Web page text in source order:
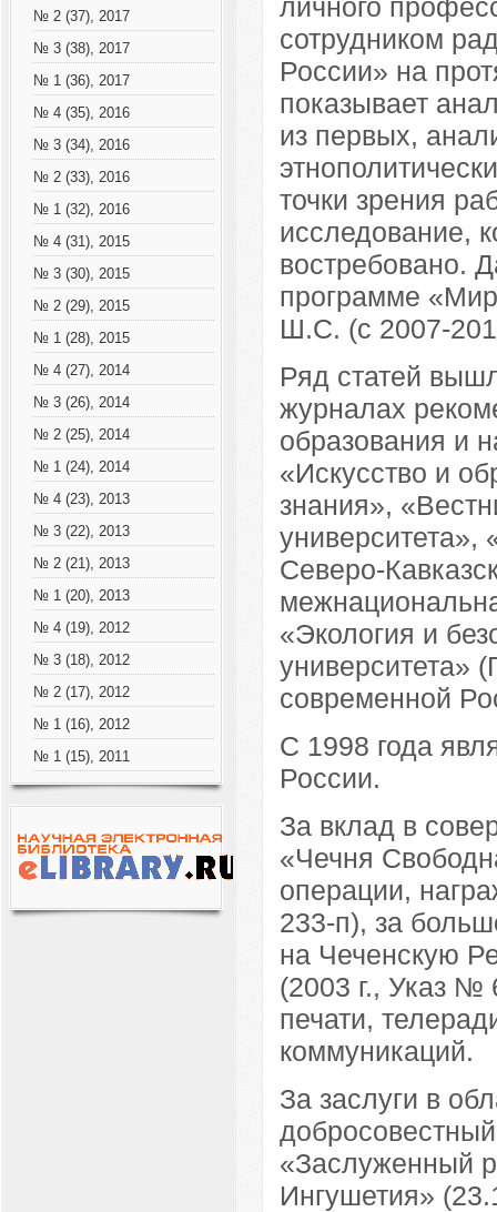
№ 2 (37), 2017
№ 3 (38), 2017
№ 1 (36), 2017
№ 4 (35), 2016
№ 3 (34), 2016
№ 2 (33), 2016
№ 1 (32), 2016
№ 4 (31), 2015
№ 3 (30), 2015
№ 2 (29), 2015
№ 1 (28), 2015
№ 4 (27), 2014
№ 3 (26), 2014
№ 2 (25), 2014
№ 1 (24), 2014
№ 4 (23), 2013
№ 3 (22), 2013
№ 2 (21), 2013
№ 1 (20), 2013
№ 4 (19), 2012
№ 3 (18), 2012
№ 2 (17), 2012
№ 1 (16), 2012
№ 1 (15), 2011
личного
сотрудником
России» на
показывает
из первых,
точки зрения
исследование,
востребовано.
программе
Ш.С. (с 2007-
Ряд статей
журналах
образования и
«Искусство и
знания»,
университета»,
Северо-
«Экология и
университета»
современной
С 1998 года
России.
За вклад в
«Чечня
операции,
233-п), за
на Чеченскую
(2003 г., Указ
печати,
коммуникаций.
За заслуги в
«Заслуженный
Ингушетия»